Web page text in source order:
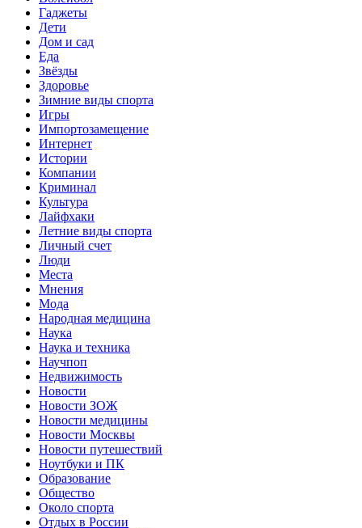
Гаджеты
Дети
Дом и сад
Еда
Звёзды
Здоровье
Зимние виды спорта
Игры
Импортозамещение
Интернет
Истории
Компании
Криминал
Культура
Лайфхаки
Летние виды спорта
Личный счет
Люди
Места
Мнения
Мода
Народная медицина
Наука
Наука и техника
Научпоп
Недвижимость
Новости
Новости ЗОЖ
Новости медицины
Новости Москвы
Новости путешествий
Ноутбуки и ПК
Образование
Общество
Около спорта
Отдых в России